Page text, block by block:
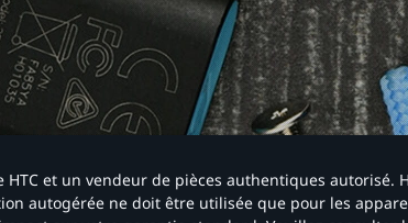
et un vendeur de pièces authentiques autorisé.
autogérée ne doit être utilisée que pour les